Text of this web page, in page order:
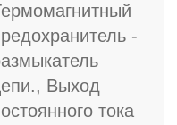
-
Выход
тока